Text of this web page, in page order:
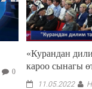
0
«Курандан
кароо сынагы
11.05.2022